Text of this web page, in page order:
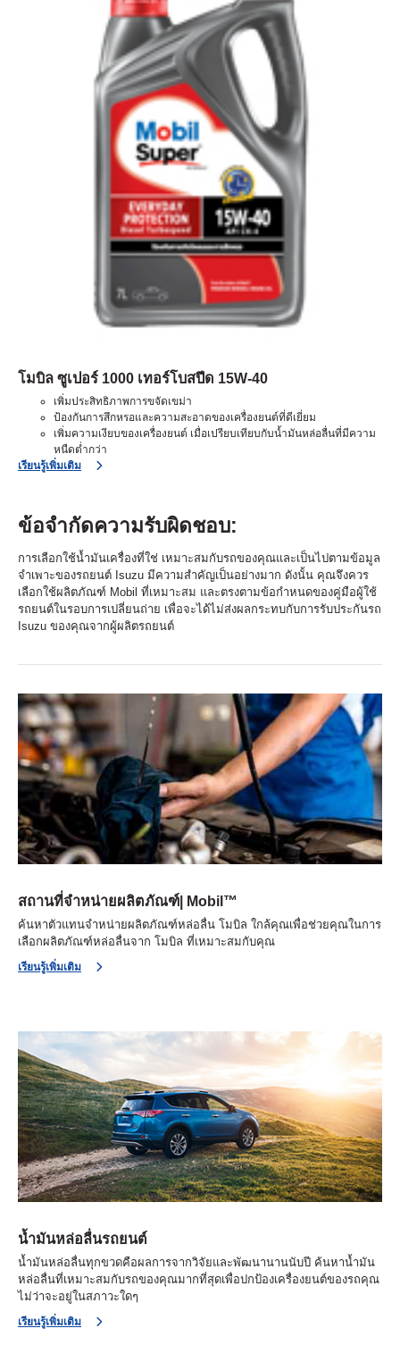
โมบิล ซูเปอร์ 1000 เทอร์โบสปีด 15W-40
เพิ่มประสิทธิภาพการขจัดเขม่า
ป้องกันการสึกหรอและความสะอาดของเครื่องยนต์ที่ดีเยี่ยม
เพิ่มความเงียบของเครื่องยนต์ เมื่อเปรียบเทียบกับน้ำมันหล่อลื่นที่มีความ
หนืดต่ำกว่า
เรียนรู้เพิ่มเติม
ข้อจำกัดความรับผิดชอบ:
การเลือกใช้น้ำมันเครื่องที่ใช่ เหมาะสมกับรถของคุณและเป็นไปตามข้อมูล
จำเพาะของรถยนต์ Isuzu มีความสำคัญเป็นอย่างมาก ดังนั้น คุณจึงควร
เลือกใช้ผลิตภัณฑ์ Mobil ที่เหมาะสม และตรงตามข้อกำหนดของคู่มือผู้ใช้
รถยนต์ในรอบการเปลี่ยนถ่าย เพื่อจะได้ไม่ส่งผลกระทบกับการรับประกันรถ
Isuzu ของคุณจากผู้ผลิตรถยนต์
สถานที่จำหน่ายผลิตภัณฑ์| Mobil™
ค้นหาตัวแทนจำหน่ายผลิตภัณฑ์หล่อลื่น โมบิล ใกล้คุณเพื่อช่วยคุณในการ
เลือกผลิตภัณฑ์หล่อลื่นจาก โมบิล ที่เหมาะสมกับคุณ
เรียนรู้เพิ่มเติม
น้ำมันหล่อลื่นรถยนต์
น้ำมันหล่อลื่นทุกขวดคือผลการจากวิจัยและพัฒนานานนับปี ค้นหาน้ำมัน
หล่อลื่นที่เหมาะสมกับรถของคุณมากที่สุดเพื่อปกป้องเครื่องยนต์ของรถคุณ
ไม่ว่าจะอยู่ในสภาวะใดๆ
เรียนรู้เพิ่มเติม